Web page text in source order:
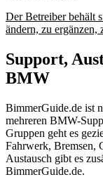
Der Betreiber behält
ändern, zu ergänzen,
Support,
BMW
BimmerGuide.de ist
mehreren BMW-
Gruppen geht es
Fahrwerk, Bremsen,
Austausch gibt es
BimmerGuide.de.